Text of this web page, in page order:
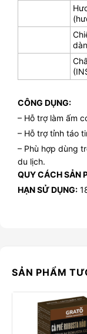
CÔNG DỤNG:
– Hỗ trợ làm ấm
– Hỗ trợ tỉnh táo
– Phù hợp dùng
du lịch.
QUY CÁCH SẢN
HẠN SỬ DỤNG:
SẢN PHẨM